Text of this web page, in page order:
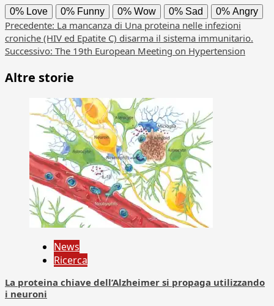
0% Love 0% Funny 0% Wow 0% Sad 0% Angry
Navigazione
articolo
Precedente: La mancanza di Una proteina nelle infezioni
croniche (HIV ed Epatite C) disarma il sistema immunitario.
Successivo: The 19th European Meeting on Hypertension
Altre storie
News
Ricerca
La proteina chiave dell’Alzheimer si propaga utilizzando
i neuroni